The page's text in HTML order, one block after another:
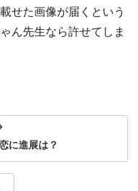
せた画像が届くという
ん先生なら許せてしま
に進展は？